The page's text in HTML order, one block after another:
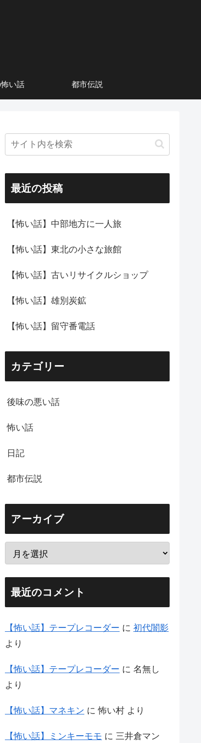
い話 都市伝説
最近の投稿
【怖い話】中部地方に一人旅
【怖い話】東北の小さな旅館
【怖い話】古いリサイクルショップ
【怖い話】雄別炭鉱
【怖い話】留守番電話
カテゴリー
後味の悪い話
怖い話
日記
都市伝説
アーカイブ
最近のコメント
【怖い話】テープレコーダー に 初代闇影
より
【怖い話】テープレコーダー に 名無し
より
【怖い話】マネキン に怖い村 より
【怖い話】ミンキーモモ に 三井倉マン